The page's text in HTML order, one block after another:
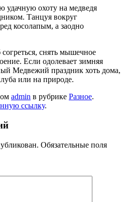
охоту на медведя
Танцуя вокруг
косолапым, а заодно
снять мышечное
Если одолевает зимняя
Медвежий праздник хоть дома,
или на природе.
admin в рубрике Разное.
ссылку.
Обязательные поля